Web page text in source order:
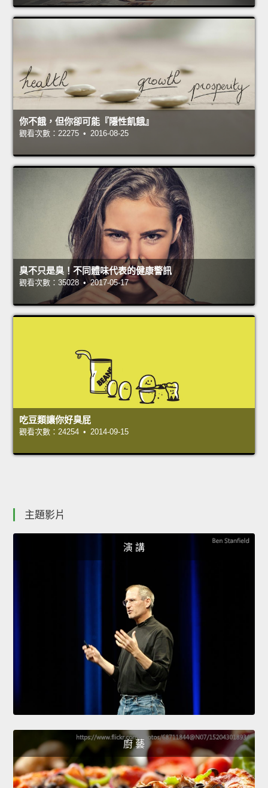
你不餓，但你卻可能『隱性飢餓』
觀看次數：22275 • 2016-08-25
臭不只是臭！不同體味代表的健康警訊
觀看次數：35028 • 2017-05-17
吃豆類讓你好臭屁
觀看次數：24254 • 2014-09-15
主題影片
演 講
廚 藝